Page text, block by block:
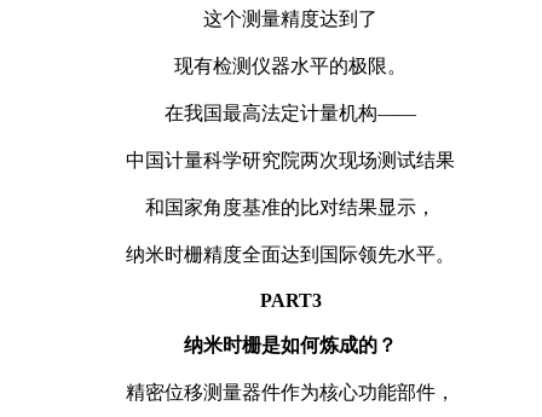
这个测量精度达到了
现有检测仪器水平的极限。
在我国最高法定计量机构——
中国计量科学研究院两次现场测试结果
和国家角度基准的比对结果显示，
纳米时栅精度全面达到国际领先水平。
PART3
纳米时栅是如何炼成的？
精密位移测量器件作为核心功能部件，